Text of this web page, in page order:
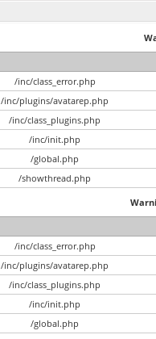
/inc/class_error.php
/inc/plugins/avatarep.php
/inc/class_plugins.php
/inc/init.php
/global.php
/showthread.php
/inc/class_error.php
/inc/plugins/avatarep.php
/inc/class_plugins.php
/inc/init.php
/global.php